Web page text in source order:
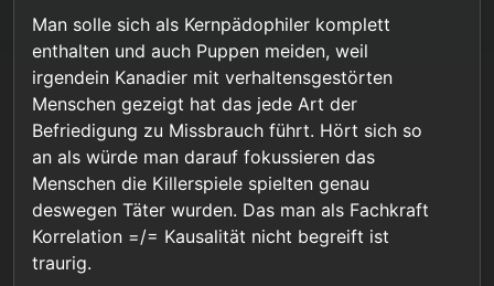
Man solle sich als Kernpädophiler komplett
enthalten und auch Puppen meiden, weil
irgendein Kanadier mit verhaltensgestörten
Menschen gezeigt hat das jede Art der
Befriedigung zu Missbrauch führt. Hört sich so
an als würde man darauf fokussieren das
Menschen die Killerspiele spielten genau
deswegen Täter wurden. Das man als Fachkraft
Korrelation =/= Kausalität nicht begreift ist
traurig.